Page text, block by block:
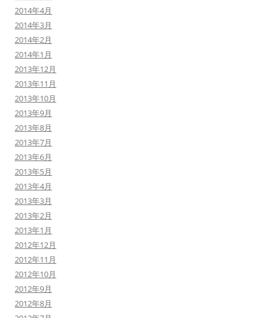
2014年4月
2014年3月
2014年2月
2014年1月
2013年12月
2013年11月
2013年10月
2013年9月
2013年8月
2013年7月
2013年6月
2013年5月
2013年4月
2013年3月
2013年2月
2013年1月
2012年12月
2012年11月
2012年10月
2012年9月
2012年8月